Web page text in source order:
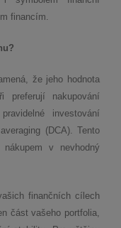
financím.
že jeho hodnota
preferují nakupování
investování
(DCA). Tento
v nevhodný
finančních cílech
část vašeho portfolia,